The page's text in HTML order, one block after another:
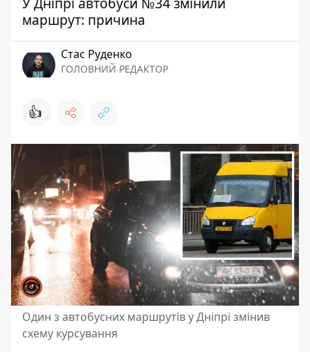
маршрут: причина
Стас Руденко
ГОЛОВНИЙ РЕДАКТОР
👍
Один з автобусних маршрутів у Дніпрі змінив
схему курсування